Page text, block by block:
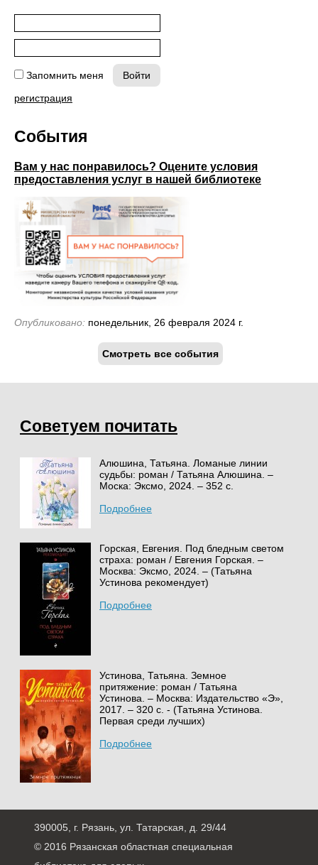
Запомнить меня
регистрация
События
Вам у нас понравилось? Оцените условия
предоставления услуг в нашей библиотеке
Опубликовано: понедельник, 26 февраля 2024 г.
Смотреть все события
Советуем почитать
Алюшина, Татьяна. Ломаные линии
судьбы: роман / Татьяна Алюшина. –
Моска: Эксмо, 2024. – 352 с.
Подробнее
Горская, Евгения. Под бледным светом
страха: роман / Евгения Горская. –
Москва: Эксмо, 2024. – (Татьяна
Устинова рекомендует)
Подробнее
Устинова, Татьяна. Земное
притяжение: роман / Татьяна
Устинова. – Москва: Издательство «Э»,
2017. – 320 с. - (Татьяна Устинова.
Первая среди лучших)
Подробнее
390005, г. Рязань, ул. Татарская, д. 29/44
© 2016 Рязанская областная специальная